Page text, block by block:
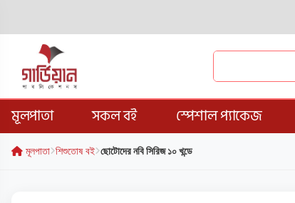
মূলপাতা সকল বই স্পেশাল প্যাকেজ
মূলপাতা শিশুতোষ বই ছোটোদের নবি সিরিজ ১০ খন্ডে